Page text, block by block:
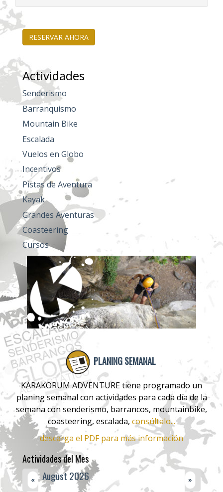
RESERVAR AHORA
Actividades
Senderismo
Barranquismo
Mountain Bike
Escalada
Vuelos en Globo
Incentivos
Pistas de Aventura
Kayak
Grandes Aventuras
Coasteering
Cursos
PLANING SEMANAL
KARAKORUM ADVENTURE tiene programado un
planing semanal con actividades para cada día de la
semana con senderismo, barrancos, mountainbike,
coasteering, escalada, consúltalo...
descarga el PDF para más información
Actividades del Mes
August 2026
« »